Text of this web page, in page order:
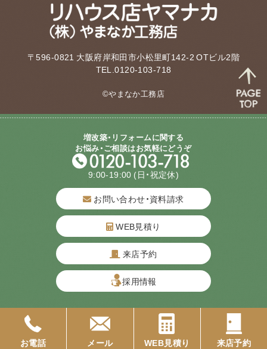
〒596-0821 大阪府岸和田市小松里町142-2 OTビル2階
TEL.0120-103-718
©やまなか工務店
増改築・リフォームに関する
お悩み・ご相談はお気軽にどうぞ
9:00-19:00 (日・祝定休)
お問い合わせ・資料請求
WEB見積り
来店予約
採用情報
お電話 メール WEB見積り 来店予約